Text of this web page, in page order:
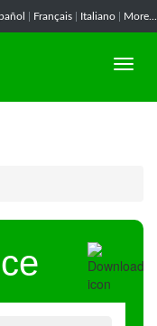
Français Italiano More...